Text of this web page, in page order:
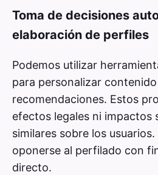
Toma de decisiones
elaboración de perfiles
Podemos utilizar
para personalizar
recomendaciones. Estos
efectos legales ni impactos
similares sobre los
oponerse al perfilado con
directo.